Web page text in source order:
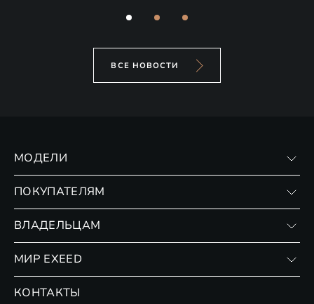
ВСЕ НОВОСТИ
МОДЕЛИ
ПОКУПАТЕЛЯМ
Страхование
ВЛАДЕЛЬЦАМ
Сервис
МИР EXEED
КОНТАКТЫ